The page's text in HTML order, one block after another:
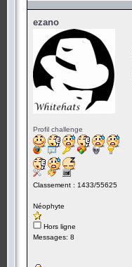
ezano
Profil challenge
Classement : 1433/55625
Néophyte
Hors ligne
Messages: 8